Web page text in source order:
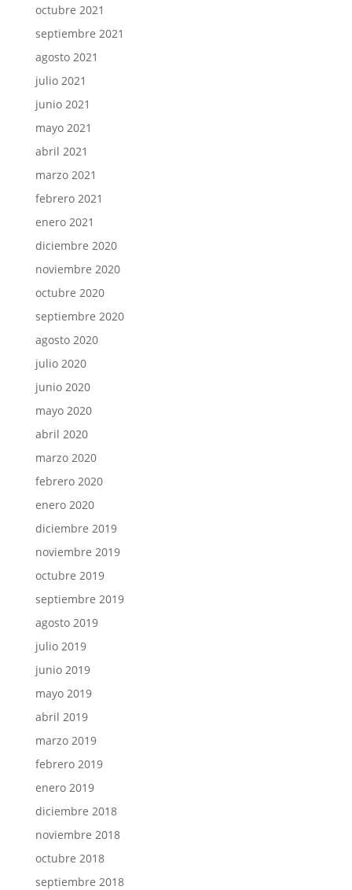
octubre 2021
septiembre 2021
agosto 2021
julio 2021
junio 2021
mayo 2021
abril 2021
marzo 2021
febrero 2021
enero 2021
diciembre 2020
noviembre 2020
octubre 2020
septiembre 2020
agosto 2020
julio 2020
junio 2020
mayo 2020
abril 2020
marzo 2020
febrero 2020
enero 2020
diciembre 2019
noviembre 2019
octubre 2019
septiembre 2019
agosto 2019
julio 2019
junio 2019
mayo 2019
abril 2019
marzo 2019
febrero 2019
enero 2019
diciembre 2018
noviembre 2018
octubre 2018
septiembre 2018